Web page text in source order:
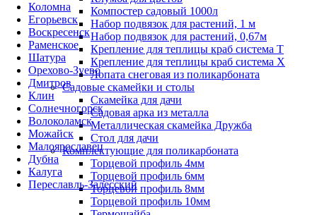
Коломна
Егорьевск
Воскресенск
Раменское
Шатура
Орехово-Зуево
Дмитров
Клин
Солнечногорск
Волоколамск
Можайск
Малоярославец
Дубна
Калуга
Переславль-Залесский
Компостер садовый 1000л
Набор подвязок для растений, 1 м
Набор подвязок для растений, 0,67м
Крепление для теплицы краб система Т
Крепление для теплицы краб система Х
Лопата снеговая из поликарбоната
Садовые скамейки и столы
Скамейка для дачи
Садовая арка из металла
Металлическая скамейка Дружба
Стол для дачи
Комплектующие для поликарбоната
Торцевой профиль 4мм
Торцевой профиль 6мм
Торцевой профиль 8мм
Торцевой профиль 10мм